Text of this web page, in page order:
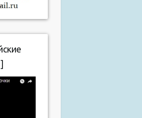
улочки » [יידישע געסלעך]